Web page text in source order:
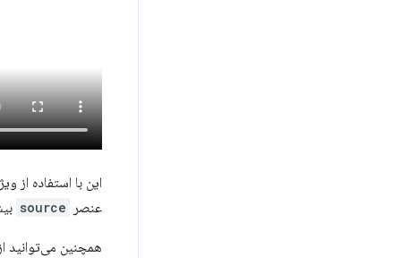
این با استفاده از
عنصر
source
همچنین می‌توانید